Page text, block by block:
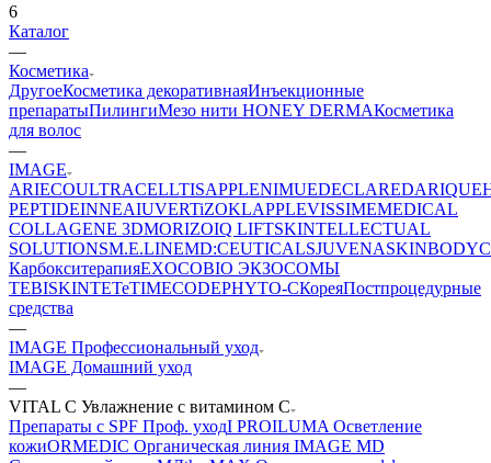
6
Каталог
—
Косметика
ДругоеКосметика декоративнаяИнъекционные
препаратыПилингиМезо нити HONEY DERMAКосметика
для волос
—
IMAGE
ARIECOULTRACELLTISAPPLENIMUEDECLAREDARIQUE
PEPTIDEINNEAIUVERTiZOKLAPPLEVISSIMEMEDICAL
COLLAGENE 3DMORIZOIQ LIFTSKINTELLECTUAL
SOLUTIONSM.E.LINEMD:CEUTICALSJUVENASKINBODY
КарбокситерапияEXOCOBIO ЭКЗОСОМЫ
TEBISKINTETeTIMECODEPHYTO-CКореяПостпроцедурные
средства
—
IMAGE Профессиональный уход
IMAGE Домашний уход
—
VITAL C Увлажнение с витамином С
Препараты с SPF Проф. уходI PROILUMA Осветление
кожиORMEDIC Органическая линия IMAGE MD